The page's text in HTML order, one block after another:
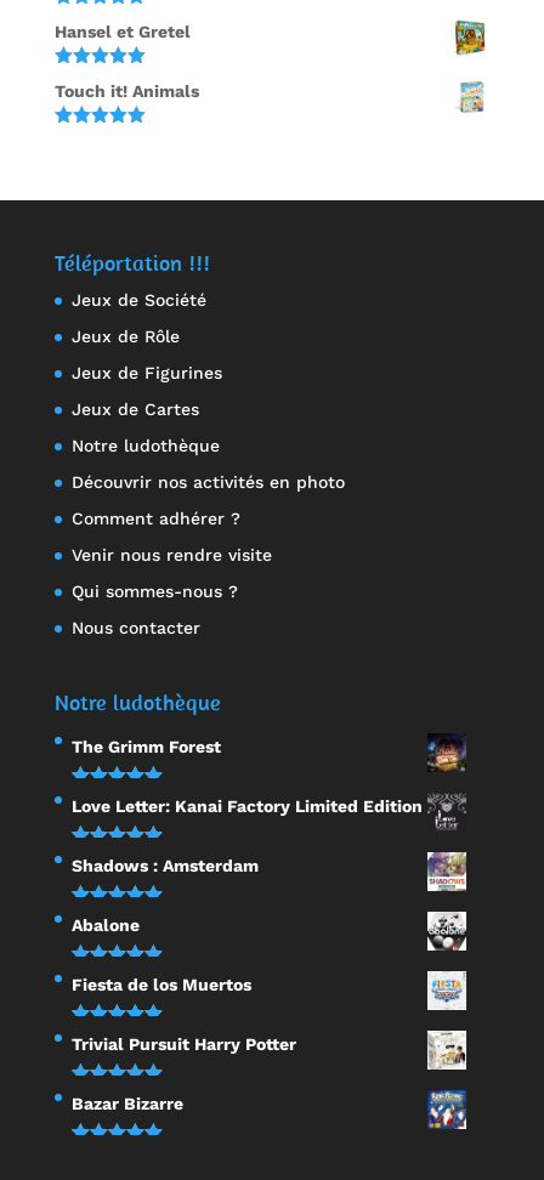
sur 5
Hansel et Gretel
sur 5
Touch it! Animals
Téléportation !!!
Jeux de Société
Jeux de Rôle
Jeux de Figurines
Jeux de Cartes
Notre ludothèque
Découvrir nos activités en photo
Comment adhérer ?
Venir nous rendre visite
Qui sommes-nous ?
Nous contacter
Notre ludothèque
The Grimm Forest
Note 5.00
sur 5
Love Letter: Kanai Factory Limited Edition
Note5.00
sur 5
Shadows : Amsterdam
Note5.00
sur 5
Abalone
Note5.00
sur 5
Fiesta de los Muertos
Note5.00
sur 5
Trivial Pursuit Harry Potter
Note5.00
sur 5
Bazar Bizarre